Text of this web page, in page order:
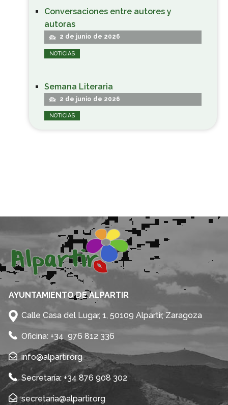
Conversaciones entre autores y
autoras
2 de junio de 2026
NOTICIAS
Semana Literaria
2 de junio de 2026
NOTICIAS
AYUNTAMIENTO DE ALPARTIR
Calle Casa del Lugar, 1, 50109 Alpartir, Zaragoza
Oficina: +34 976 812 336
info@alpartir.org
Secretaría: +34 876 908 302
secretaria@alpartir.org